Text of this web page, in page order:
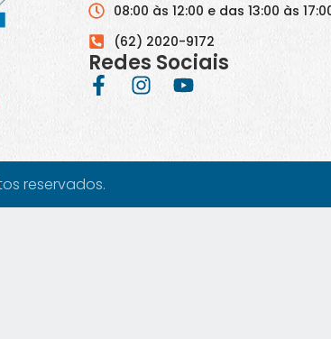
08:00 às 12:00 e das 13:00 às
(62) 2020-9172
Redes Sociais
reservados.